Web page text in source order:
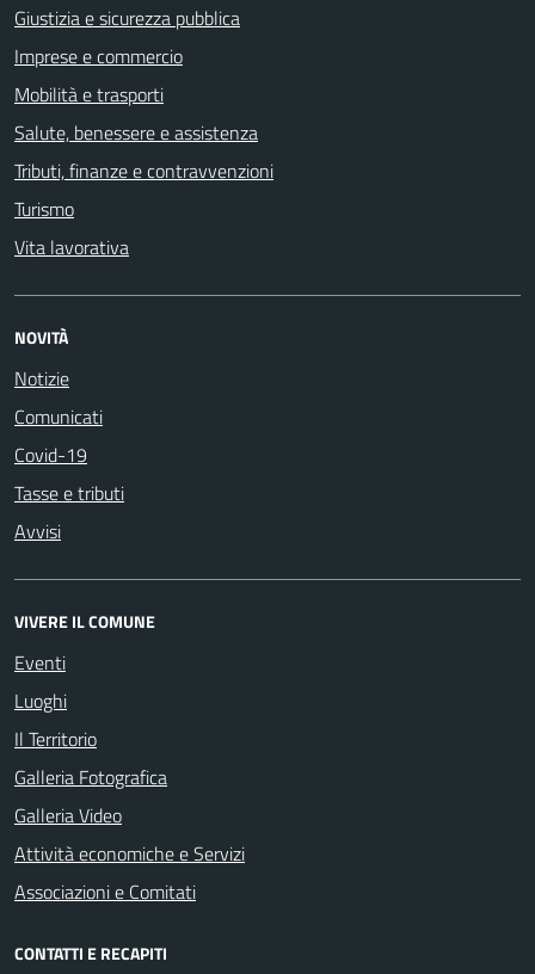
Giustizia e sicurezza pubblica
Imprese e commercio
Mobilità e trasporti
Salute, benessere e assistenza
Tributi, finanze e contravvenzioni
Turismo
Vita lavorativa
NOVITÀ
Notizie
Comunicati
Covid-19
Tasse e tributi
Avvisi
VIVERE IL COMUNE
Eventi
Luoghi
Il Territorio
Galleria Fotografica
Galleria Video
Attività economiche e Servizi
Associazioni e Comitati
CONTATTI E RECAPITI